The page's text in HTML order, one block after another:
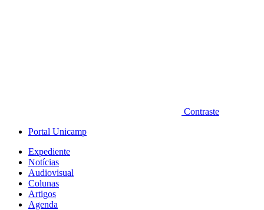
Contraste
Portal Unicamp
Expediente
Notícias
Audiovisual
Colunas
Artigos
Agenda